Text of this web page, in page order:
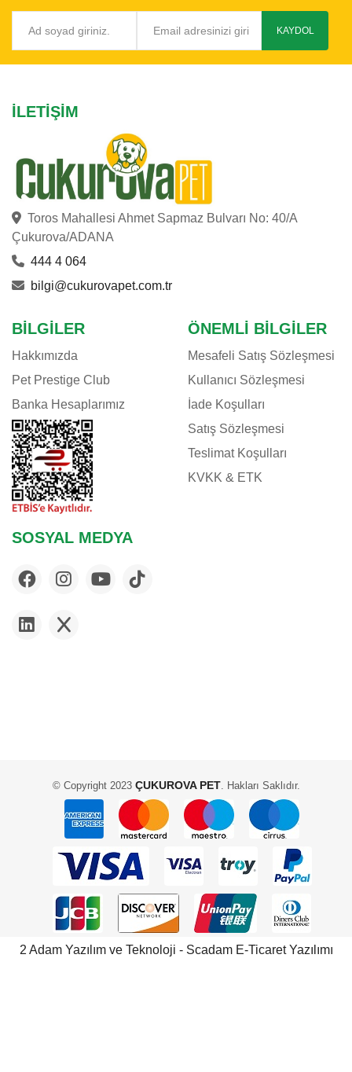
KAYDOL
İLETIŞIM
Toros Mahallesi Ahmet Sapmaz Bulvarı No: 40/A
Çukurova/ADANA
444 4 064
bilgi@cukurovapet.com.tr
BILGILER
Hakkımızda
Pet Prestige Club
Banka Hesaplarımız
ÖNEMLI BILGILER
Mesafeli Satış Sözleşmesi
Kullanıcı Sözleşmesi
İade Koşulları
Satış Sözleşmesi
Teslimat Koşulları
KVKK & ETK
SOSYAL MEDYA
© Copyright 2023ÇUKUROVA PET. Hakları Saklıdır.
2 Adam Yazılım ve Teknoloji - Scadam E-Ticaret Yazılımı